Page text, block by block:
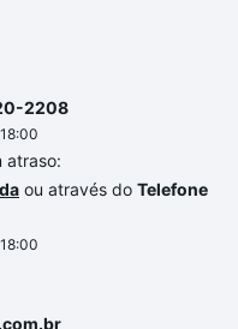
2208
atraso:
ou através do Telefone